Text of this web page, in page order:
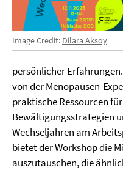
Image Credit: Dilara Aksoy
persönlicher
von derMenopausen-
praktische Ressourcen
Bewältigungsstrategien
Wechseljahren am
bietet der Workshop die
auszutauschen, die